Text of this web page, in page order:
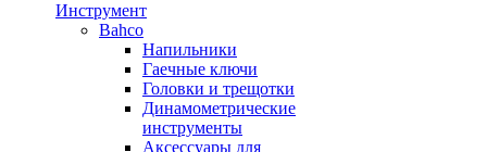
Инструмент
Bahco
Напильники
Гаечные ключи
Головки и трещотки
Динамометрические
инструменты
Аксессуары для